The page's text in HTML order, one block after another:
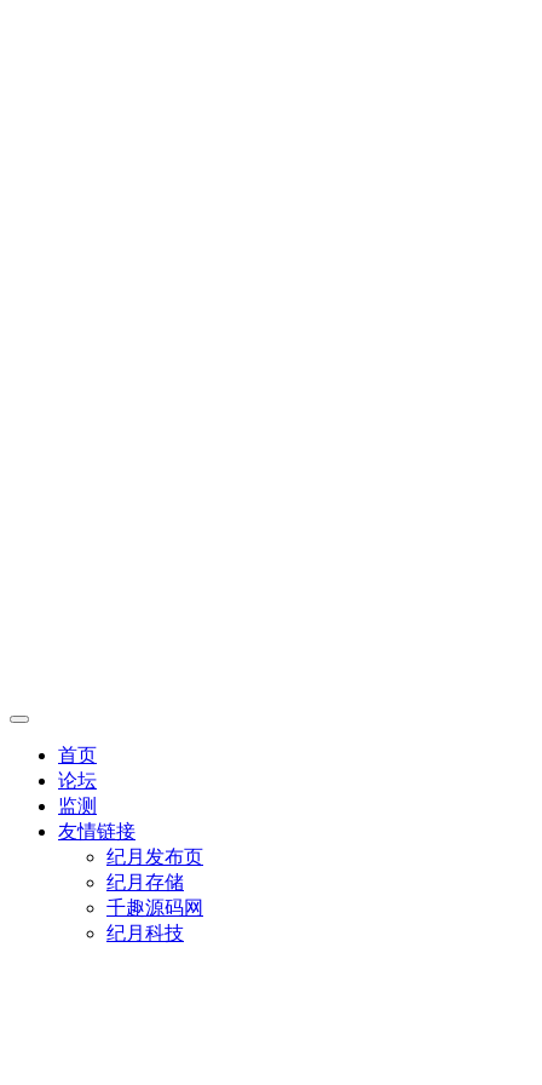
首页
论坛
监测
友情链接
纪月发布页
纪月存储
千趣源码网
纪月科技